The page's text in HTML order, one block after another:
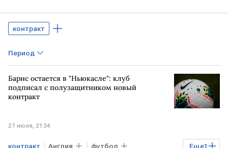
контракт
Период
Барнс остается в "Ньюкасле": клуб
подписал с полузащитником новый
контракт
27 июля, 21:34
Еще1
контракт Англия футбол